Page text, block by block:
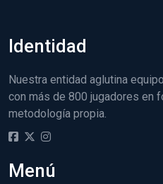
Identidad
Nuestra entidad aglutina
con más de 800 jugadores en
metodología propia.
Menú